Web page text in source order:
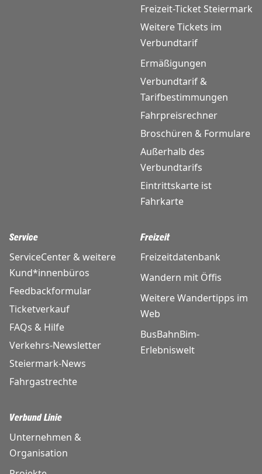
Freizeit-Ticket Steiermark
Weitere Tickets im
Verbundtarif
Ermäßigungen
Verbundtarif &
Tarifbestimmungen
Fahrpreisrechner
Broschüren & Formulare
Außerhalb des
Verbundtarifs
Eintrittskarte ist
Fahrkarte
Service
ServiceCenter & weitere
Kund*innenbüros
Feedbackformular
Ticketverkauf
FAQs & Hilfe
Verkehrs-Newsletter
Steiermark-News
Fahrgastrechte
Freizeit
Freizeitdatenbank
Wandern mit Öffis
Weitere Wandertipps im
Web
BusBahnBim-
Erlebniswelt
Verbund Linie
Unternehmen &
Organisation